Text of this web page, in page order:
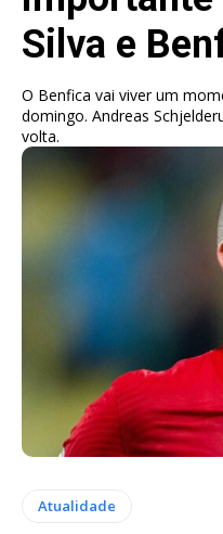
Silva e
O Benfica vai viver um
domingo. Andreas
volta.
Atualidade